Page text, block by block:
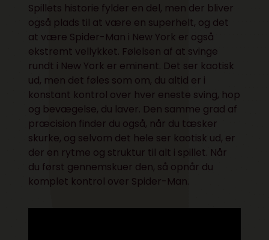
Spillets historie fylder en del, men der bliver
også plads til at være en superhelt, og det
at være Spider-Man i New York er også
ekstremt vellykket. Følelsen af at svinge
rundt i New York er eminent. Det ser kaotisk
ud, men det føles som om, du altid er i
konstant kontrol over hver eneste sving, hop
og bevægelse, du laver. Den samme grad af
præcision finder du også, når du tæsker
skurke, og selvom det hele ser kaotisk ud, er
der en rytme og struktur til alt i spillet. Når
du først gennemskuer den, så opnår du
komplet kontrol over Spider-Man.